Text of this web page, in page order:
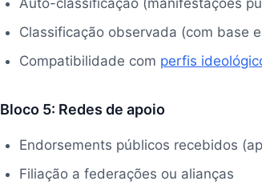
Auto-classificação (manifestações
Classificação observada (com base
Compatibilidade com perfis
Bloco 5: Redes de apoio
Endorsements públicos recebidos
Filiação a federações ou alianças